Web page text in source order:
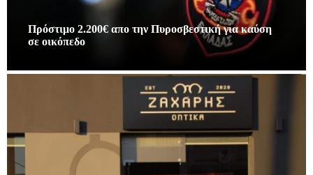
Πρόστιμο 2.200€ απο την Πυροσβεστική για καύση
σε οικόπεδο